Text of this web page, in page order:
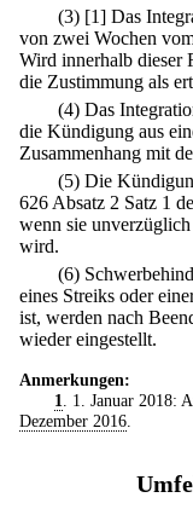
(3) [1] Das
von zwei Wochen
Wird innerhalb dieser
die Zustimmung als
(4) Das
die Kündigung aus
Zusammenhang mit
(5) Die
626 Absatz 2 Satz 1
wenn sie
wird.
(6)
eines Streiks oder
ist, werden nach
wieder eingestellt.
Anmerkungen:
1. 1. Januar 2018:
Dezember 2016.